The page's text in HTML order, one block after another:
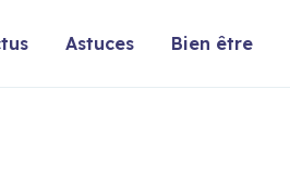
Astuces Bien être